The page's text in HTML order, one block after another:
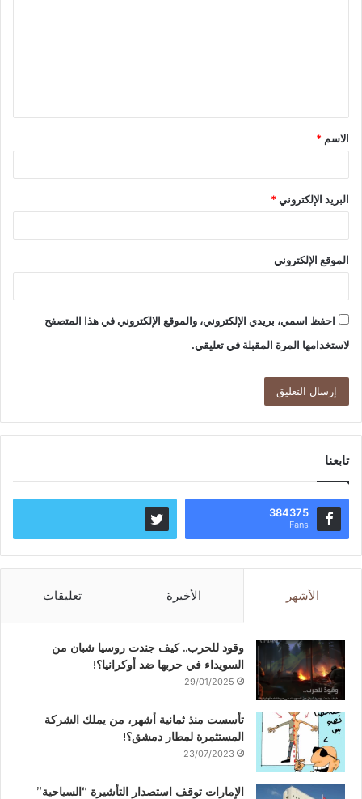
ق
*
الاسم *
البريد الإلكتروني*
الموقع الإلكتروني
احفظ اسمي، بريدي الإلكتروني، والموقع الإلكتروني في هذا المتصفح
لاستخدامها المرة المقبلة في تعليقي.
تابعنا
384375
Fans
الأشهر الأخيرة تعليقات
وقود للحرب.. كيف جندت روسيا شبان من
السويداء في حربها ضد أوكرانيا؟!
29/01/2025
تأسست منذ ثمانية أشهر، من يملك الشركة
المستثمرة لمطار دمشق؟!
23/07/2023
الإمارات توقف استصدار التأشيرة “السياحية”